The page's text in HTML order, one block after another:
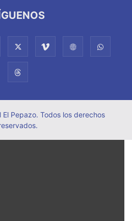
Pepazo. Todos los derechos